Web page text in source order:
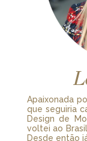
Apaixonada
que seguiria
Design de
voltei ao
Desde então